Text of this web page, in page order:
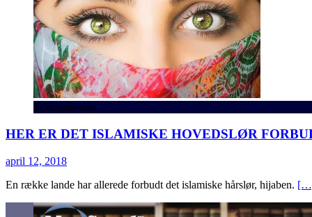
Sekularisering
HER ER DET ISLAMISKE HOVEDSLØR
april 12, 2018
En række lande har allerede forbudt det islamiske hårslør, hijaben.